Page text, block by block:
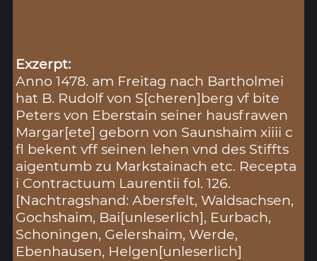
Exzerpt:
Anno 1478. am Freitag nach Bartholmei
hat B. Rudolf von S[cheren]berg vf bite
Peters von Eberstain seiner hausfrawen
Margar[ete] geborn von Saunshaim xiiii c
fl bekent vff seinen lehen vnd des Stiffts
aigentumb zu Markstainach etc. Recepta
i Contractuum Laurentii fol. 126.
[Nachtragshand: Abersfelt, Waldsachsen,
Gochshaim, Bai[unleserlich], Eurbach,
Schoningen, Gelershaim, Werde,
Ebenhausen, Helgen[unleserlich]